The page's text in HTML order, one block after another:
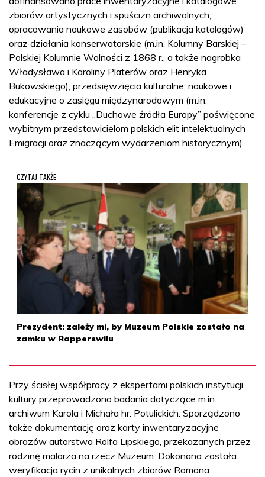
zbiorów artystycznych i spuścizn archiwalnych,
opracowania naukowe zasobów (publikacja katalogów)
oraz działania konserwatorskie (m.in. Kolumny Barskiej –
Polskiej Kolumnie Wolności z 1868 r., a także nagrobka
Władysława i Karoliny Platerów oraz Henryka
Bukowskiego), przedsięwzięcia kulturalne, naukowe i
edukacyjne o zasięgu międzynarodowym (m.in.
konferencje z cyklu „Duchowe źródła Europy” poświęcone
wybitnym przedstawicielom polskich elit intelektualnych
Emigracji oraz znaczącym wydarzeniom historycznym).
CZYTAJ TAKŻE
Prezydent: zależy mi, by Muzeum Polskie zostało na
zamku w Rapperswilu
Przy ścisłej współpracy z ekspertami polskich instytucji
kultury przeprowadzono badania dotyczące m.in.
archiwum Karola i Michała hr. Potulickich. Sporządzono
także dokumentację oraz karty inwentaryzacyjne
obrazów autorstwa Rolfa Lipskiego, przekazanych przez
rodzinę malarza na rzecz Muzeum. Dokonana została
weryfikacja rycin z unikalnych zbiorów Romana